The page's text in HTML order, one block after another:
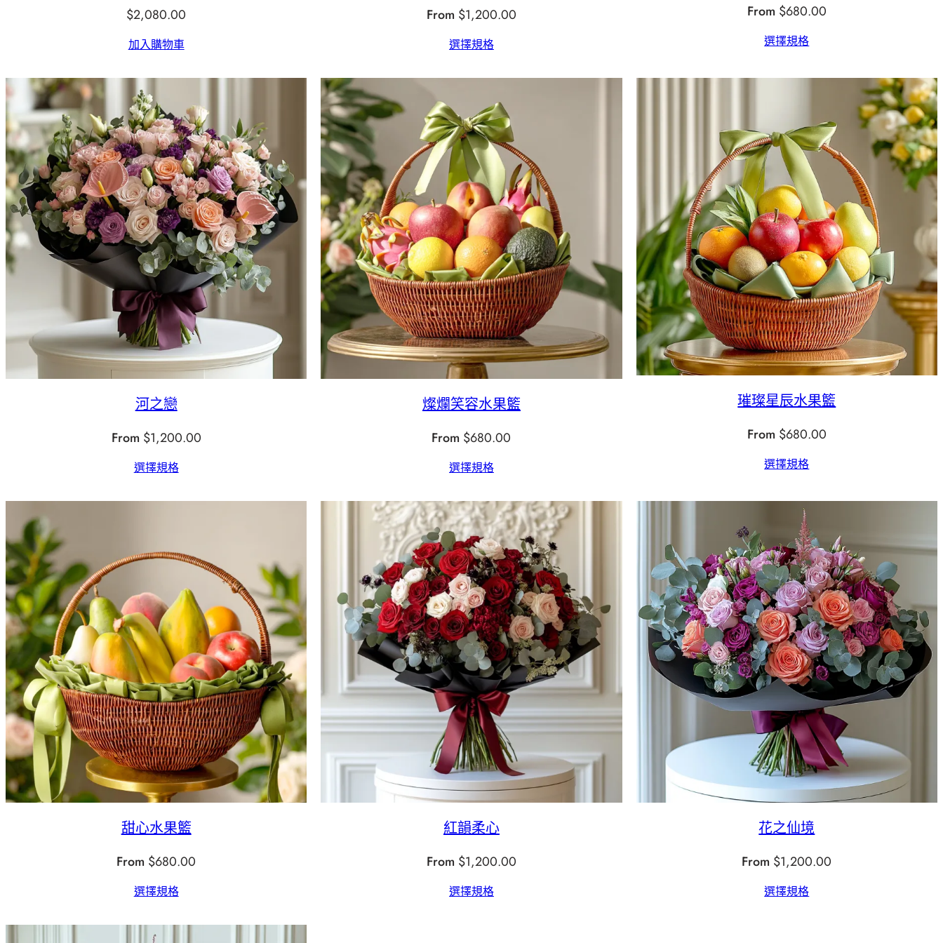
$2,080.00
加入購物車
From $1,200.00
選擇規格
From $680.00
選擇規格
河之戀
From $1,200.00
選擇規格
燦爛笑容水果籃
From $680.00
選擇規格
璀璨星辰水果籃
From $680.00
選擇規格
甜心水果籃
From $680.00
選擇規格
紅韻柔心
From $1,200.00
選擇規格
花之仙境
From $1,200.00
選擇規格